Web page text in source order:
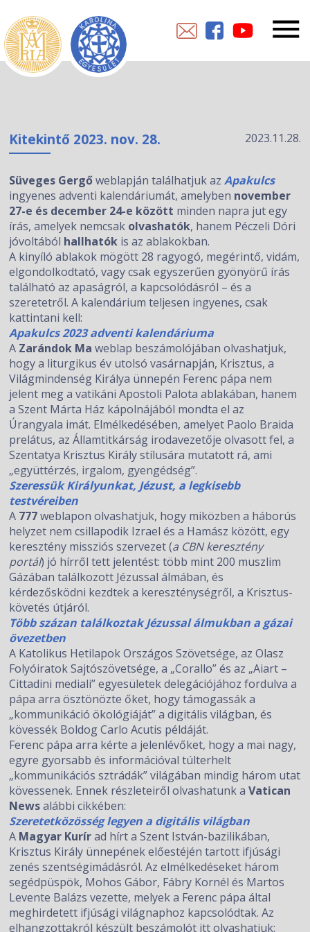
Kitekintő 2023. nov. 28. 2023.11.28.
Süveges Gergőweblapján találhatjuk azApakulcs
ingyenes adventi kalendáriumát, amelyben november
27-e és december 24-e között minden napra jut egy
írás, amelyek nemcsak olvashatók, hanem Péczeli Dóri
jóvoltából hallhatók is az ablakokban.
A kinyíló ablakok mögött 28 ragyogó, megérintő, vidám,
elgondolkodtató, vagy csak egyszerűen gyönyörű írás
található az apaságról, a kapcsolódásról – és a
szeretetről. A kalendárium teljesen ingyenes, csak
kattintani kell:
Apakulcs 2023 adventi kalendáriuma
A Zarándok Ma weblap beszámolójában olvashatjuk,
hogy a liturgikus év utolsó vasárnapján, Krisztus, a
Világmindenség Királya ünnepén Ferenc pápa nem
jelent meg a vatikáni Apostoli Palota ablakában, hanem
a Szent Márta Ház kápolnájából mondta el az
Úrangyala imát. Elmélkedésében, amelyet Paolo Braida
prelátus, az Államtitkárság irodavezetője olvasott fel, a
Szentatya Krisztus Király stílusára mutatott rá, ami
„együttérzés, irgalom, gyengédség”.
Szeressük Királyunkat, Jézust, a legkisebb
testvéreiben
A 777weblapon olvashatjuk, hogy miközben a háborús
helyzet nem csillapodik Izrael és a Hamász között, egy
keresztény missziós szervezet (a CBN keresztény
portál) jó hírről tett jelentést: több mint 200 muszlim
Gázában találkozott Jézussal álmában, és
kérdezősködni kezdtek a kereszténységről, a Krisztus-
követés útjáról.
Több százan találkoztak Jézussal álmukban a gázai
övezetben
A Katolikus Hetilapok Országos Szövetsége, az Olasz
Folyóiratok Sajtószövetsége, a „Corallo” és az „Aiart –
Cittadini mediali” egyesületek delegációjához fordulva a
pápa arra ösztönözte őket, hogy támogassák a
„kommunikáció ökológiáját” a digitális világban, és
kövessék Boldog Carlo Acutis példáját.
Ferenc pápa arra kérte a jelenlévőket, hogy a mai nagy,
egyre gyorsabb és információval túlterhelt
„kommunikációs sztrádák” világában mindig három utat
kövessenek. Ennek részleteiről olvashatunk aVatican
Newsalábbi cikkében:
Szeretetközösség legyen a digitális világban
A Magyar Kurírad hírt a Szent István-bazilikában,
Krisztus Király ünnepének előestéjén tartott ifjúsági
zenés szentségimádásról. Az elmélkedéseket három
segédpüspök, Mohos Gábor, Fábry Kornél és Martos
Levente Balázs vezette, melyek a Ferenc pápa által
meghirdetett ifjúsági világnaphoz kapcsolódtak. Az
elhangzottakról készült beszámolót itt olvashatjuk: